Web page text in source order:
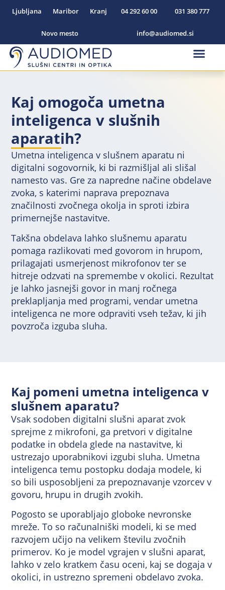
Ljubljana Maribor Kranj
Novo mesto
04 292 60 00 031 380 777
info@audiomed.si
Kaj omogoča umetna
inteligenca v slušnih
aparatih?
Umetna inteligenca v slušnem aparatu ni
digitalni sogovornik, ki bi razmišljal ali slišal
namesto vas. Gre za napredne načine obdelave
zvoka, s katerimi naprava prepoznava
značilnosti zvočnega okolja in sproti izbira
primernejše nastavitve.
Takšna obdelava lahko slušnemu aparatu
pomaga razlikovati med govorom in hrupom,
prilagajati usmerjenost mikrofonov ter se
hitreje odzvati na spremembe v okolici. Rezultat
je lahko jasnejši govor in manj ročnega
preklapljanja med programi, vendar umetna
inteligenca ne more odpraviti vseh težav, ki jih
povzroča izguba sluha.
Kaj pomeni umetna inteligenca v
slušnem aparatu?
Vsak sodoben digitalni slušni aparat zvok
sprejme z mikrofoni, ga pretvori v digitalne
podatke in obdela glede na nastavitve, ki
ustrezajo uporabnikovi izgubi sluha. Umetna
inteligenca temu postopku dodaja modele, ki
so bili usposobljeni za prepoznavanje vzorcev v
govoru, hrupu in drugih zvokih.
Pogosto se uporabljajo globoke nevronske
mreže. To so računalniški modeli, ki se med
razvojem učijo na velikem številu zvočnih
primerov. Ko je model vgrajen v slušni aparat,
lahko v zelo kratkem času oceni, kaj se dogaja v
okolici, in ustrezno spremeni obdelavo zvoka.